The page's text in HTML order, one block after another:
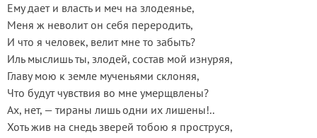
Ему дает и власть и меч на злодеянье,
Меня ж неволит он себя переродить,
И что я человек, велит мне то забыть?
Иль мыслишь ты, злодей, состав мой изнуряя,
Главу мою к земле мученьями склоняя,
Что будут чувствия во мне умерщвлены?
Ах, нет, — тираны лишь одни их лишены!..
Хоть жив на снедь зверей тобою я проструся,